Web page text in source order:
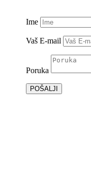
Ime
Vaš E-mail
Poruka
POŠALJI